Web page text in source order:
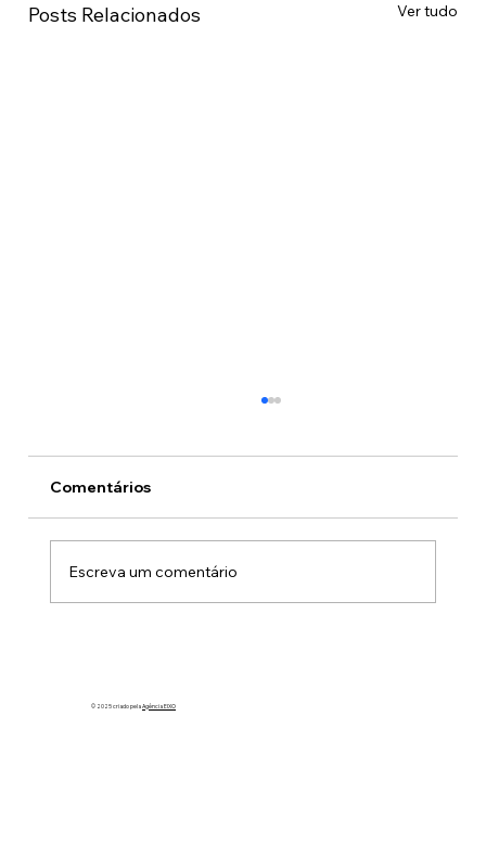
Posts Relacionados Ver tudo
Nacional do Bombeiro Militar
Comentários
Escreva um comentário
© 2025 criado pelaAgência EIXO